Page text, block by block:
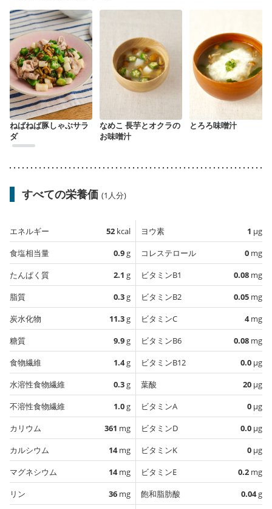
ねばねば豚しゃぶサラ
ダ
なめこ 長芋とオクラの
お味噌汁
とろろ味噌汁
すべての栄養価 (1人分)
エネルギー 52 kcal
食塩相当量
0.9g
たんぱく質
2.1 g
脂質
0.3g
炭水化物
11.3g
糖質
9.9g
食物繊維
1.4g
水溶性食物繊維
0.3g
不溶性食物繊維
1.0g
カリウム
361 mg
カルシウム
14mg
マグネシウム
14mg
リン
36 mg
ヨウ素 1 µg
コレステロール
0 mg
ビタミンB1
0.08 mg
ビタミンB2
0.05 mg
ビタミンC
4mg
ビタミンB6
0.08 mg
ビタミンB12
0.0 µg
葉酸
20 µg
ビタミンA
0 µg
ビタミンD
0.0 µg
ビタミンK
0 µg
ビタミンE
0.2 mg
飽和脂肪酸
0.04g